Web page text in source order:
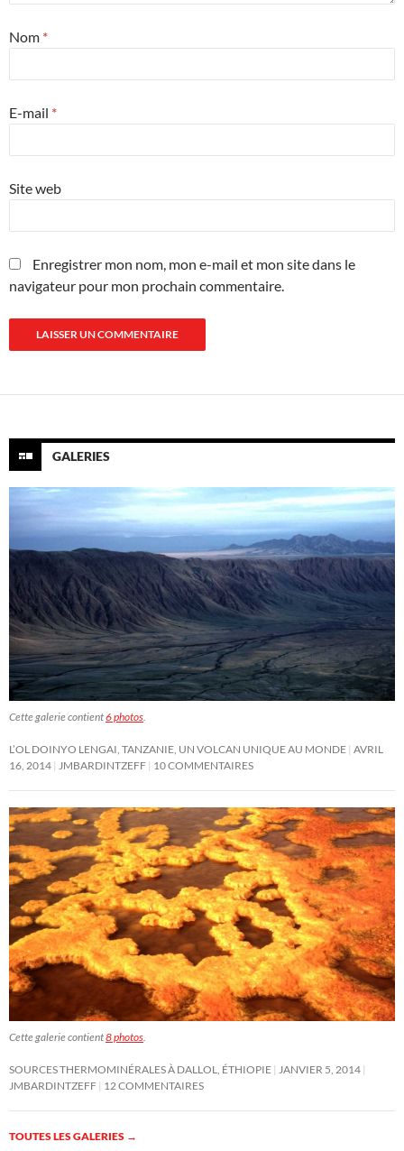
Nom *
E-mail *
Site web
Enregistrer mon nom, mon e-mail et mon site dans le
navigateur pour mon prochain commentaire.
GALERIES
Cette galerie contient6 photos
L’OL DOINYO LENGAI, TANZANIE, UN VOLCAN UNIQUE AU MONDE AVRIL
16, 2014
JMBARDINTZEFF 10 COMMENTAIRES
Cette galerie contient8 photos
SOURCES THERMOMINÉRALES À DALLOL, ÉTHIOPIE
JANVIER 5, 2014
JMBARDINTZEFF 12 COMMENTAIRES
TOUTES LES GALERIES →